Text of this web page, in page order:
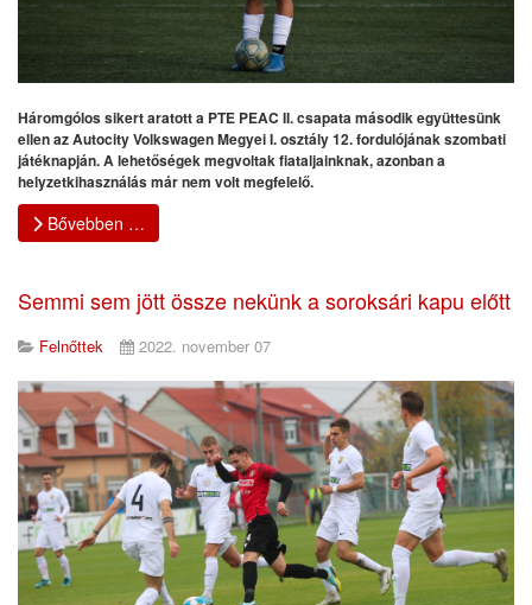
Háromgólos sikert aratott a PTE PEAC II. csapata második együttesünk
ellen az Autocity Volkswagen Megyei I. osztály 12. fordulójának szombati
játéknapján. A lehetőségek megvoltak fiataljainknak, azonban a
helyzetkihasználás már nem volt megfelelő.
Bővebben …
Semmi sem jött össze nekünk a soroksári kapu előtt
Felnőttek 2022. november 07